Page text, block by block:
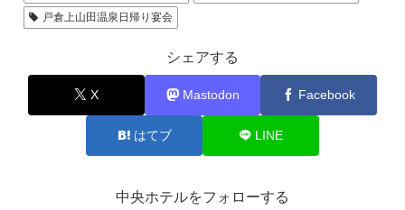
戸倉上山田温泉日帰り宴会
シェアする
X Mastodon Facebook
はてブ LINE
中央ホテルをフォローする